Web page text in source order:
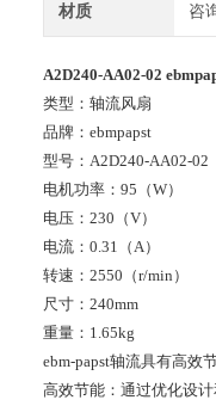
材质 咨
A2D240-AA02-02
类型：轴流风扇
品牌：ebmpapst
型号：A2D240-AA02-02
电机功率：95（W）
电压：230（V）
电流：0.31（A）
转速：2550（r/min）
尺寸：240mm
重量：1.65kg
ebm-papst轴流具有高效
高效节能：通过优化设